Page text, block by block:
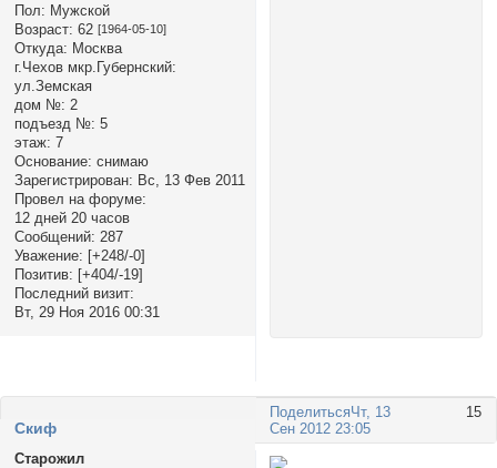
Пол: Мужской
Возраст: 62 [1964-05-10]
Откуда: Москва
г.Чехов мкр.Губернский:
ул.Земская
дом №: 2
подъезд №: 5
этаж: 7
Основание: снимаю
Зарегистрирован: Вс, 13 Фев 2011
Провел на форуме:
12 дней 20 часов
Сообщений: 287
Уважение: [+248/-0]
Позитив: [+404/-19]
Последний визит:
Вт, 29 Ноя 2016 00:31
Поделиться 15
Чт, 13
Сен 2012 23:05
Cкиф
Старожил